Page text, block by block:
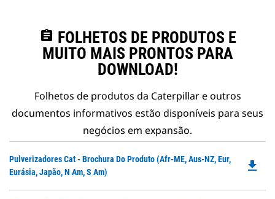
assignment FOLHETOS DE PRODUTOS E
MUITO MAIS PRONTOS PARA
DOWNLOAD!
Folhetos de produtos da Caterpillar e outros
documentos informativos estão disponíveis para seus
negócios em expansão.
Pulverizadores Cat - Brochura Do Produto (Afr-ME, Aus-NZ, Eur,
Eurásia, Japão, N Am, S Am)
file_download